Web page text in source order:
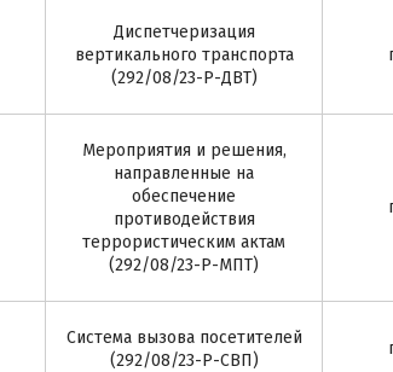
Диспетчеризация
вертикального транспорта
(292/08/23-Р-ДВТ)
Мероприятия и решения,
направленные на
обеспечение
противодействия
террористическим актам
(292/08/23-Р-МПТ)
Система вызова посетителей
(292/08/23-Р-СВП)